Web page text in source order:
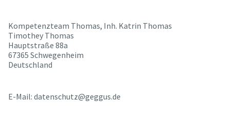
Kompetenzteam Thomas, Inh. Katrin Thomas
Timothey Thomas
Hauptstraße 88a
67365 Schwegenheim
Deutschland
E-Mail: datenschutz@geggus.de